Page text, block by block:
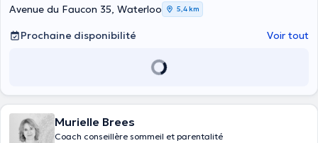
Avenue du Faucon 35, Waterloo 5,4 km
Prochaine disponibilité Voir tout
Murielle Brees
Coach conseillère sommeil et parentalité